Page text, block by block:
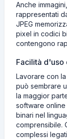
Anche
rappresentati
JPEG
pixel in codici
contengono
Facilità d'uso
Lavorare con
può sembrare
la maggior
software
binari nel
comprensibile.
complessi